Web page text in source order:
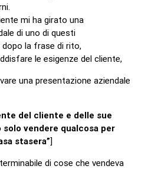
mi ha girato una
di uno di questi
la frase di rito,
le esigenze del cliente,
una presentazione aziendale
del cliente e delle sue
solo vendere qualcosa per
stasera”]
di cose che vendeva